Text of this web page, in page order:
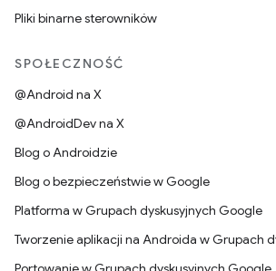
Pliki binarne sterowników
SPOŁECZNOŚĆ
@Android na X
@AndroidDev na X
Blog o Androidzie
Blog o bezpieczeństwie w Google
Platforma w Grupach dyskusyjnych Google
Tworzenie aplikacji na Androida w Grupach